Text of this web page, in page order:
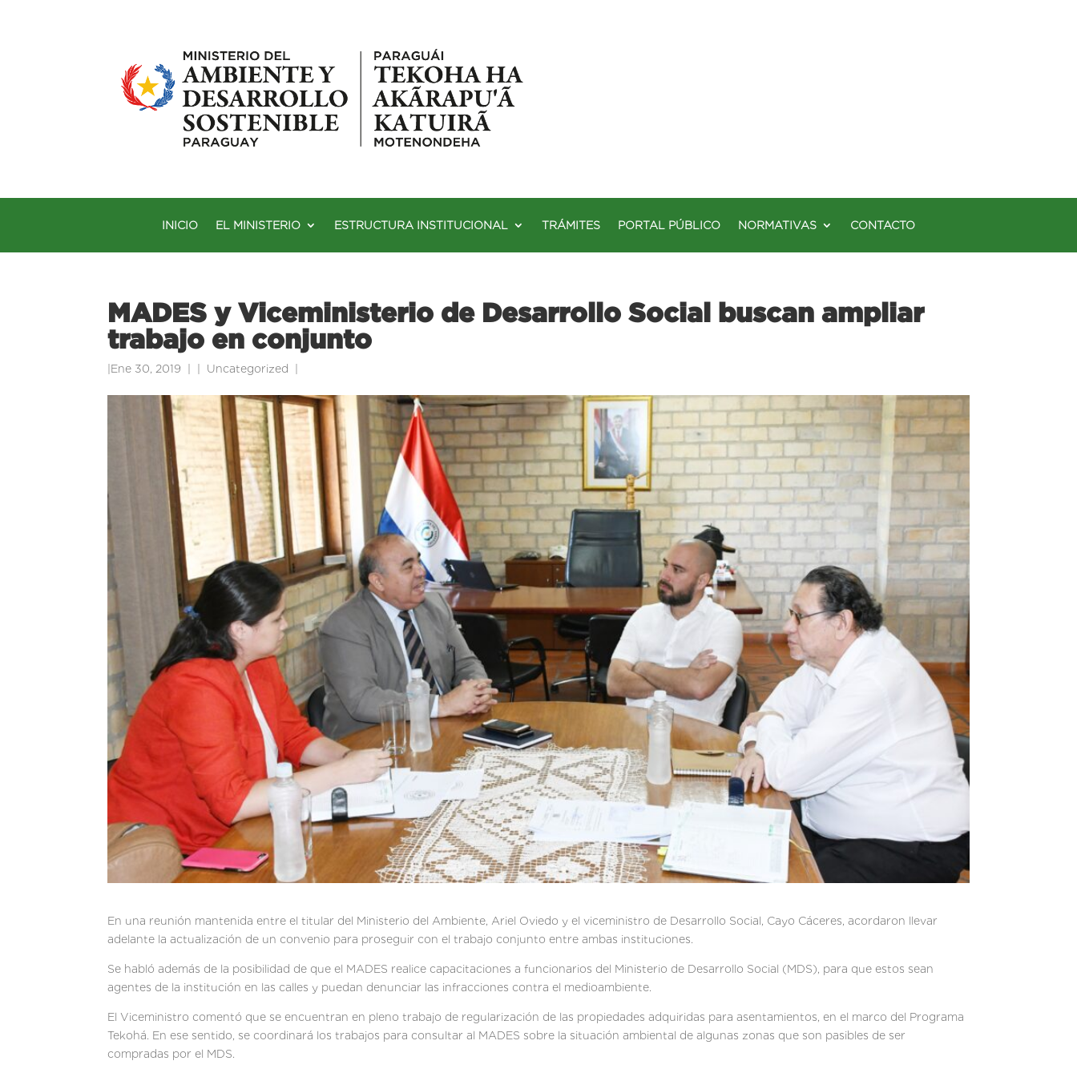
INICIO EL MINISTERIO ESTRUCTURA INSTITUCIONAL TRÁMITES PORTAL PÚBLICO NORMATIVAS CONTACTO
MADES y Viceministerio de Desarrollo Social buscan ampliar
trabajo en conjunto
Ene 30, 2019 Uncategorized
En una reunión mantenida entre el titular del Ministerio del Ambiente, Ariel Oviedo y el viceministro de Desarrollo Social, Cayo Cáceres, acordaron llevar
adelante la actualización de un convenio para proseguir con el trabajo conjunto entre ambas instituciones.
Se habló además de la posibilidad de que el MADES realice capacitaciones a funcionarios del Ministerio de Desarrollo Social (MDS), para que estos sean
agentes de la institución en las calles y puedan denunciar las infracciones contra el medioambiente.
El Viceministro comentó que se encuentran en pleno trabajo de regularización de las propiedades adquiridas para asentamientos, en el marco del Programa
Tekohá. En ese sentido, se coordinará los trabajos para consultar al MADES sobre la situación ambiental de algunas zonas que son pasibles de ser
compradas por el MDS.